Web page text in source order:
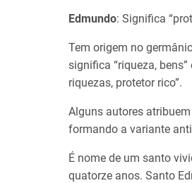
Edmundo: Significa
Tem origem no
significa “riqueza, bens”
riquezas, protetor rico”.
Alguns autores
formando a variante
É nome de um santo
quatorze anos. Santo